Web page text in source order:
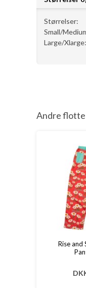
Størrelser:
Small/
Large/
Andre flotte
Rise and